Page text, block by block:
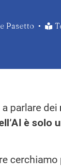
Pasetto
parlare dei
è solo
cerchiamo